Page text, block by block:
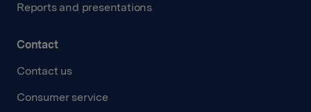
Reports and presentations
Contact
Contact us
Consumer service